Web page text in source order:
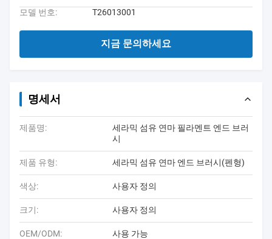
모델 번호:
T26013001
지금 문의하세요
명세서
제품명:
세라믹 섬유 연마 필라멘트 엔드 브러
시
제품 유형: 세라믹 섬유 연마 엔드 브러시(펜형)
색상: 사용자 정의
크기: 사용자 정의
OEM/ODM: 사용 가능